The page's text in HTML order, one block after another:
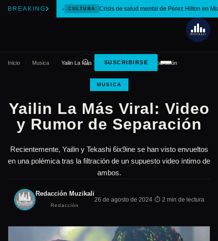
BREAKING CULTURA Crisis de salud mental de Perez Hilton en
SUSCRIBIRSE
Inicio Musica Yailin La Más Viral: Video y Rumor de Separación
MUSICA
Yailin La Más Viral: Video
y Rumor de Separación
Recientemente, Yailin y Tekashi 6ix9ine se han visto envueltos
en una polémica tras la filtración de un supuesto video íntimo de
ambos.
Redacción Muzikali
Redacción
26 de agosto de 2024·⏱ 2 min de lectura